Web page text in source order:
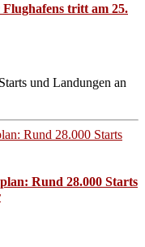
tritt am 25.
und Landungen an
Rund 28.000 Starts